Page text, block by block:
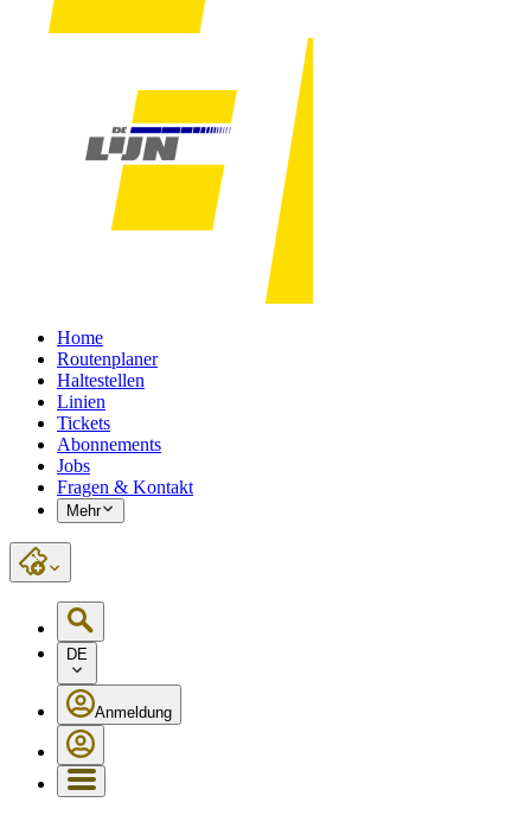
Home
Routenplaner
Haltestellen
Linien
Tickets
Abonnements
Jobs
Fragen & Kontakt
Mehr
DE
Anmeldung